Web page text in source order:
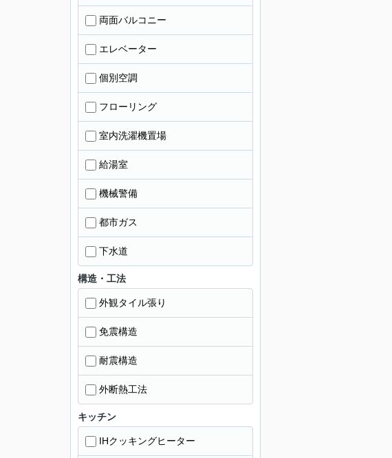
両面バルコニー
エレベーター
個別空調
フローリング
室内洗濯機置場
給湯室
機械警備
都市ガス
下水道
構造・工法
外観タイル張り
免震構造
耐震構造
外断熱工法
キッチン
IHクッキングヒーター